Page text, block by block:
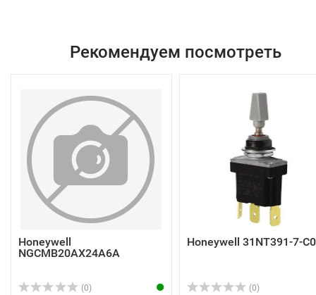
Рекомендуем посмотреть
Honeywell
NGCMB20AX24A6A
(0)
Honeywell 31NT391-7-
(0)